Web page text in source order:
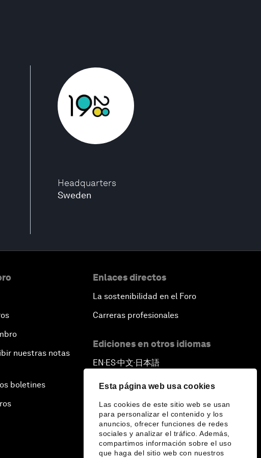
Esta página web usa cookies
Las cookies de este sitio web se usan
para personalizar el contenido y los
anuncios, ofrecer funciones de redes
sociales y analizar el tráfico. Además,
compartimos información sobre el uso
que haga del sitio web con nuestros
Headquarters
Sweden
nuestras notas
boletines
Enlaces directos
La sostenibilidad en el Foro
Carreras profesionales
Ediciones en otros idiomas
EN ▪ES▪中文▪ 日本語